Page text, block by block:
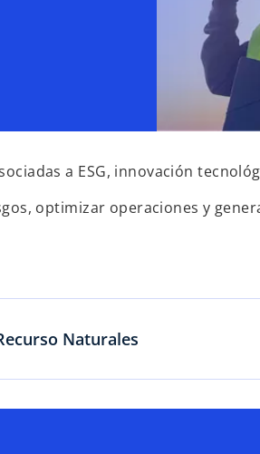
a ESG, innovación
optimizar operaciones y
Naturales